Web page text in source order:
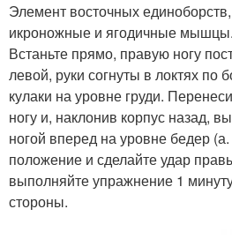
Элемент восточных
икроножные и ягодичные мышцы.
Встаньте прямо, правую ногу
левой, руки согнуты в локтях по
кулаки на уровне груди.
ногу и, наклонив корпус назад,
ногой вперед на уровне бедер
положение и сделайте удар
выполняйте упражнение 1
стороны.